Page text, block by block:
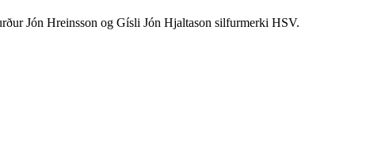
Jón Hreinsson og Gísli Jón Hjaltason silfurmerki HSV.